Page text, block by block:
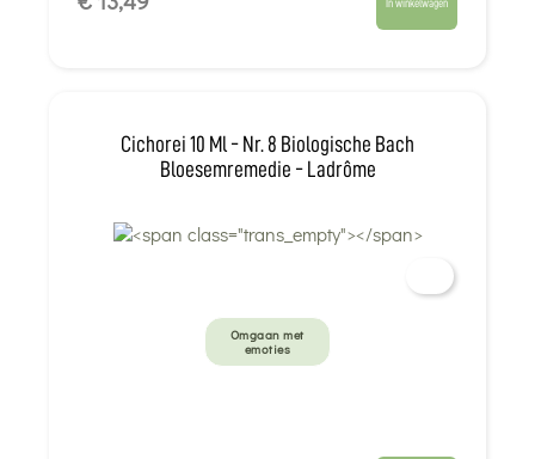
In winkelwagen
Cichorei 10 Ml - Nr. 8 Biologische Bach
Bloesemremedie - Ladrôme
Omgaan met
emoties